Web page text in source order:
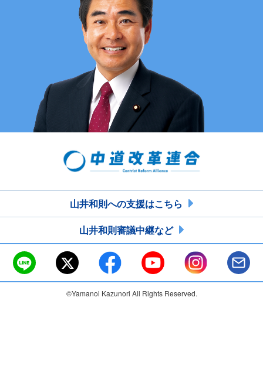
山井和則への支援はこちら
山井和則審議中継など
©Yamanoi Kazunori All Rights Reserved.